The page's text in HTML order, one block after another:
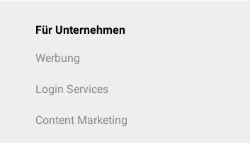
Für Unternehmen
Werbung
Login Services
Content Marketing